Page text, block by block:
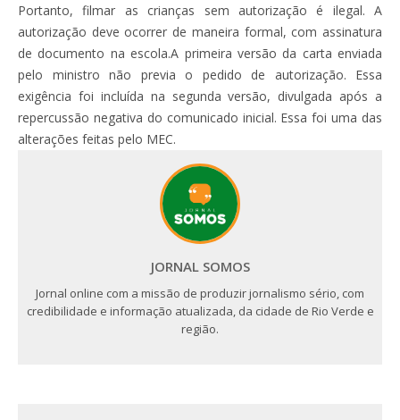
Portanto, filmar as crianças sem autorização é ilegal. A
autorização deve ocorrer de maneira formal, com assinatura
de documento na escola.A primeira versão da carta enviada
pelo ministro não previa o pedido de autorização. Essa
exigência foi incluída na segunda versão, divulgada após a
repercussão negativa do comunicado inicial. Essa foi uma das
alterações feitas pelo MEC.
JORNAL SOMOS
Jornal online com a missão de produzir jornalismo sério, com
credibilidade e informação atualizada, da cidade de Rio Verde e
região.